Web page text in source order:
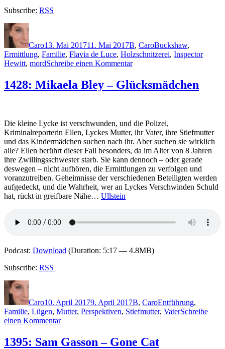
Subscribe: RSS
Autor
Caro13. Mai 201711. Mai 2017B, CaroBuckshaw,
Ermittlung, Familie, Flavia de Luce, Holzschnitzerei, Inspector
Hewitt, mordSchreibe einen Kommentarzu
Alan
Bradley
nicht
das
letzte
Wort
1428: Mikaela Bley – Glücksmädchen
Die kleine Lycke ist verschwunden, und die Polizei,
Kriminalreporterin Ellen, Lyckes Mutter, ihr Vater, ihre Stiefmutter
und das Kindermädchen suchen nach ihr. Aber suchen sie wirklich
alle? Ellen berührt dieser Fall besonders, da im Alter von 8 Jahren
ihre Zwillingsschwester starb. Sie kann dennoch – oder gerade
deswegen – nicht aufhören, die Ermittlungen zu verfolgen und
voranzutreiben. Geheimnisse der verschiedenen Beteiligten werden
aufgedeckt, und die Wahrheit, wer an Lyckes Verschwinden Schuld
hat, rückt in greifbare Nähe… Ullstein
Podcast: Download (Duration: 5:17 — 4.8MB)
Subscribe: RSS
Autor
Caro10. April 20179. April 2017B, CaroEntführung,
Familie, Lügen, Mutter, Perspektiven, Stiefmutter, VaterSchreibe
einen Kommentarzu
Mikaela
Bley
1395: Sam Gasson – Gone Cat